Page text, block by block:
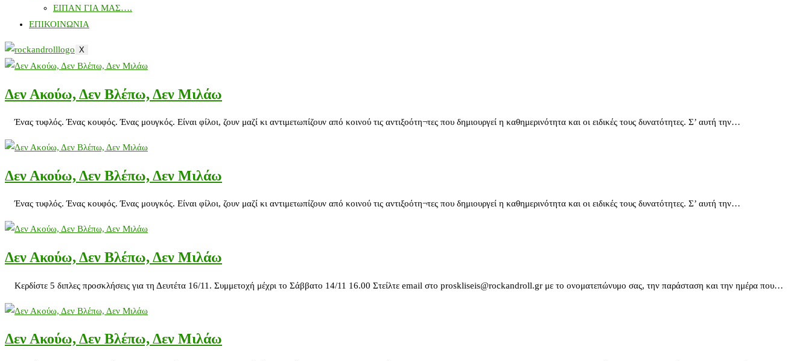
ΕΙΠΑΝ ΓΙΑ ΜΑΣ….
ΕΠΙΚΟΙΝΩΝΙΑ
X
Δεν Ακούω, Δεν Βλέπω, Δεν Μιλάω
Ένας τυφλός. Ένας κουφός. Ένας μουγκός. Είναι φίλοι, ζουν μαζί κι αντιμετωπίζουν από κοινού τις αντιξοότη¬τες που δημιουργεί η καθημερινότητα και οι ειδικές τους δυνατότητες. Σ’ αυτή την…
Δεν Ακούω, Δεν Βλέπω, Δεν Μιλάω
Ένας τυφλός. Ένας κουφός. Ένας μουγκός. Είναι φίλοι, ζουν μαζί κι αντιμετωπίζουν από κοινού τις αντιξοότη¬τες που δημιουργεί η καθημερινότητα και οι ειδικές τους δυνατότητες. Σ’ αυτή την…
Δεν Ακούω, Δεν Βλέπω, Δεν Μιλάω
Κερδίστε 5 διπλες προσκλήσεις για τη Δευτέτα 16/11. Συμμετοχή μέχρι το Σάββατο 14/11 16.00 Στείλτε email στο proskliseis@rockandroll.gr με το ονοματεπώνυμο σας, την παράσταση και την ημέρα που…
Δεν Ακούω, Δεν Βλέπω, Δεν Μιλάω